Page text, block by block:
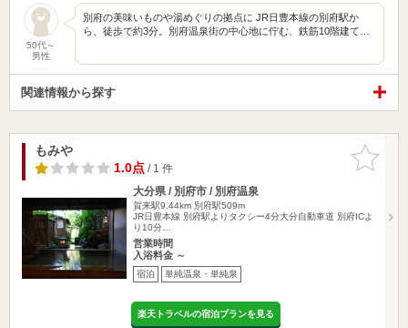
50代～
男性
別府の美味いものや湯めぐりの拠点に JR日豊本線の別府駅か
ら、徒歩で約3分。別府温泉街の中心地に佇む、鉄筋10階建て…
関連情報から探す
お気に入
りに追加
もみや
1.0点/ 1 件
大分県 / 別府市 / 別府温泉
賀来駅9.44km 別府駅509m
JR日豊本線 別府駅よりタクシー4分大分自動車道 別府ICよ
り10分…
営業時間
入浴料金 ～
宿泊 単純温泉・単純泉
楽天トラベルの宿泊プランを見る